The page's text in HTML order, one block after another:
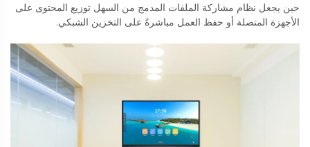
حين يجعل نظام مشاركة الملفات المدمج من السهل توزيع المحتوى على
الأجهزة المتصلة أو حفظ العمل مباشرةً على التخزين الشبكي.